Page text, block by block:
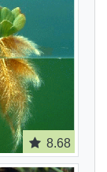
8.68